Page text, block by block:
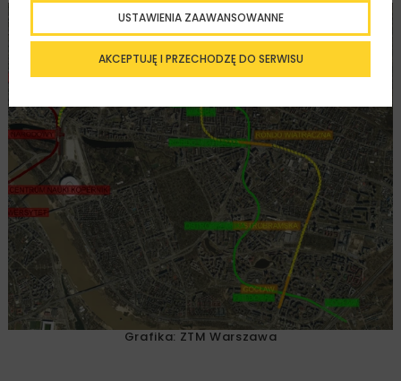
Grafika: ZTM Warszawa
AKCEPTUJĘ I PRZECHODZĘ DO SERWISU
USTAWIENIA ZAAWANSOWANNE